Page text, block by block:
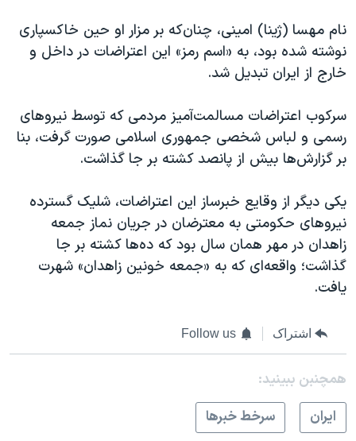
نام مهسا (ژینا) امینی، چنان‌که بر مزار او حین خاکسپاری
نوشته شده بود، به «اسم رمز» این اعتراضات در داخل و
خارج از ایران تبدیل شد.
سرکوب اعتراضات مسالمت‌آمیز مردمی که توسط نیروهای
رسمی و لباس شخصی جمهوری اسلامی صورت گرفت، بنا
بر گزارش‌ها بیش از پانصد کشته بر جا گذاشت.
یکی دیگر از وقایع خبرساز این اعتراضات، شلیک گسترده
نیروهای حکومتی به معترضان در جریان نماز جمعه
زاهدان در مهر همان سال بود که ده‌ها کشته بر جا
گذاشت؛ واقعه‌ای که به «جمعه خونین زاهدان» شهرت
یافت.
اشتراک Follow us
همچنبن ببینید:
ايران
سرخط خبرها